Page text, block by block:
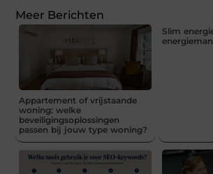
Meer Berichten
Appartement of vrijstaande
woning: welke
beveiligingsoplossingen
passen bij jouw type woning?
Slim